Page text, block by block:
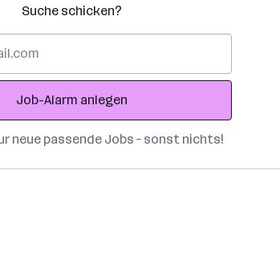
Suche schicken?
Job-Alarm anlegen
neue passende Jobs – sonst nichts!